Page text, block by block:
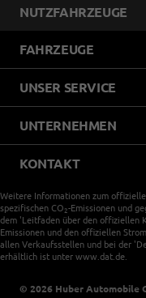
NUTZFAHRZEUGE
FAHRZEUGE
UNSER SERVICE
UNTERNEHMEN
KONTAKT
Weitere Informationen zum
spezifischen CO 2-Emissionen und
dem 'Leitfaden über den offiziellen
Emissionen und den offiziellen
allen Verkaufsstellen und bei der
erhältlich ist unter www.dat.de.
© 2026 Huber Automobile